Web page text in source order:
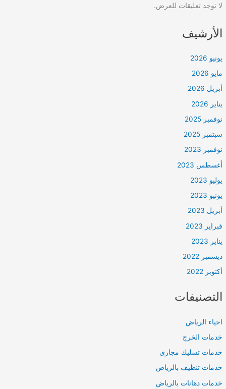
لا توجد تعليقات للعرض.
الأرشيف
يونيو 2026
مايو 2026
أبريل 2026
يناير 2026
نوفمبر 2025
سبتمبر 2025
نوفمبر 2023
أغسطس 2023
يوليو 2023
يونيو 2023
أبريل 2023
فبراير 2023
يناير 2023
ديسمبر 2022
أكتوبر 2022
التصنيفات
احياء الرياض
خدمات الخرج
خدمات تسليك مجاري
خدمات تنظيف بالرياض
خدمات دهانات بالرياض